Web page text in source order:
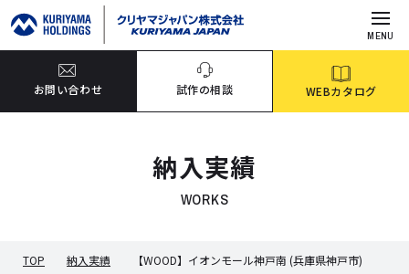
MENU
お問い合わせ 試作の相談 WEBカタログ
納入実績
WORKS
TOP 納入実績 【WOOD】イオンモール神戸南 (兵庫県神戸市)